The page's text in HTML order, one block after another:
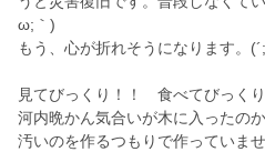
ω;｀)
もう、心が折れそうになります。
見てびっくり！！ 食べてびっくり
河内晩かん気合いが木に入ったの
汚いのを作るつもりで作っていま